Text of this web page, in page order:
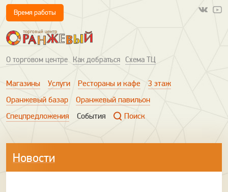
О торговом центре Как добраться Схема ТЦ
Время работы
Магазины Услуги Рестораны и кафе
3 этаж
Оранжевый базар
Оранжевый павильон
Спецпредложения
События Поиск
Новости